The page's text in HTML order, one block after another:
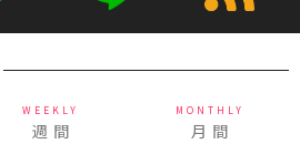
WEEKLY
週 間
MONTHLY
月 間